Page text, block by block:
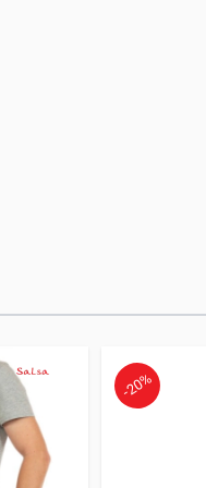
-20%